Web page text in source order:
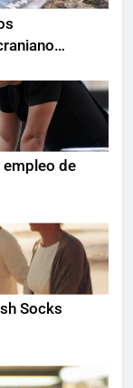
empleo de
Socks